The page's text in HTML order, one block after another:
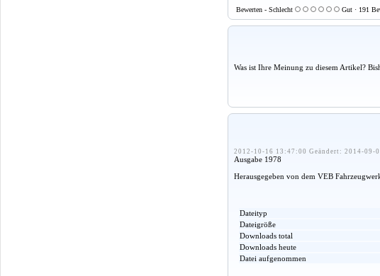
Bewerten - Schlecht Gut · 191
Was ist Ihre Meinung zu diesem Artikel?
2012-10-16 13:47:00 Geändert: 2014-09-
Ausgabe 1978
Herausgegeben von dem VEB
Dateityp
Dateigröße
Downloads total
Downloads heute
Datei aufgenommen